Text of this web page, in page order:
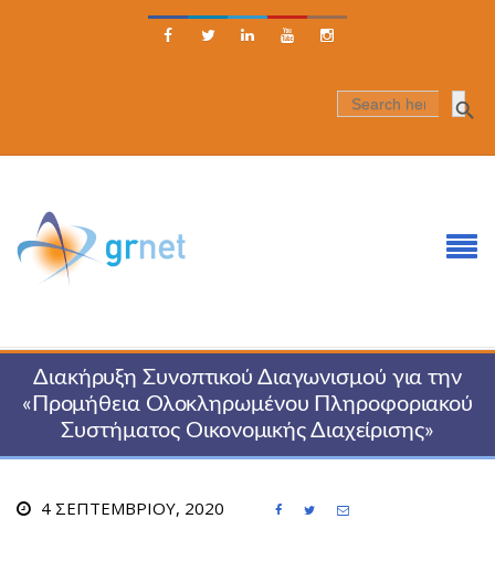
    
Διακήρυξη Συνοπτικού Διαγωνισμού για την
«Προμήθεια Ολοκληρωμένου Πληροφοριακού
Συστήματος Οικονομικής Διαχείρισης»
4 ΣΕΠΤΕΜΒΡΊΟΥ, 2020   